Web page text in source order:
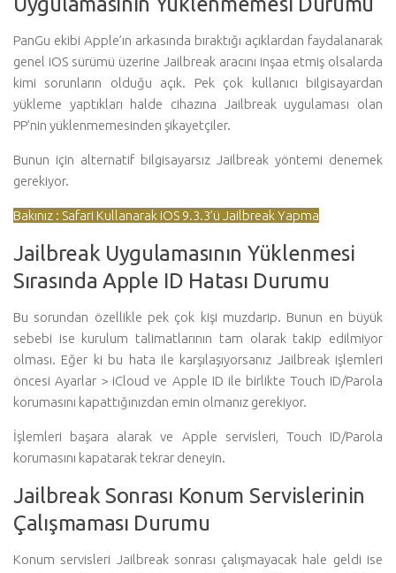
PanGu ekibi Apple’ın arkasında bıraktığı açıklardan faydalanarak
genel iOS sürümü üzerine Jailbreak aracını inşaa etmiş olsalarda
kimi sorunların olduğu açık. Pek çok kullanıcı bilgisayardan
yükleme yaptıkları halde cihazına Jailbreak uygulaması olan
PP’nin yüklenmemesinden şikayetçiler.
Bunun için alternatif bilgisayarsız Jailbreak yöntemi denemek
gerekiyor.
Bakınız : Safari Kullanarak iOS 9.3.3’ü Jailbreak Yapma
Jailbreak Uygulamasının Yüklenmesi
Sırasında Apple ID Hatası Durumu
Bu sorundan özellikle pek çok kişi muzdarip. Bunun en büyük
sebebi ise kurulum talimatlarının tam olarak takip edilmiyor
olması. Eğer ki bu hata ile karşılaşıyorsanız Jailbreak işlemleri
öncesi Ayarlar > iCloud ve Apple ID ile birlikte Touch ID/Parola
korumasını kapattığınızdan emin olmanız gerekiyor.
İşlemleri başara alarak ve Apple servisleri, Touch ID/Parola
korumasını kapatarak tekrar deneyin.
Jailbreak Sonrası Konum Servislerinin
Çalışmaması Durumu
Konum servisleri Jailbreak sonrası çalışmayacak hale geldi ise